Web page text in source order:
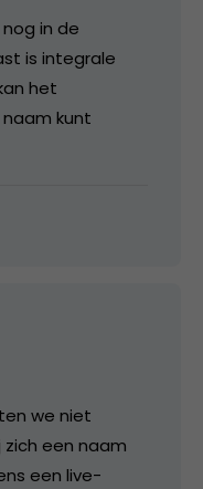
in de
is integrale
het
kunt
we niet
een naam
een live-